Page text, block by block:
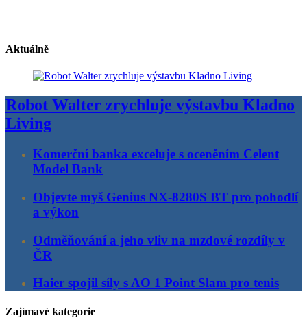
Aktuálně
Robot Walter zrychluje výstavbu Kladno
Living
Komerční banka exceluje s oceněním Celent
Model Bank
Objevte myš Genius NX-8280S BT pro pohodlí
a výkon
Odměňování a jeho vliv na mzdové rozdíly v
ČR
Haier spojil síly s AO 1 Point Slam pro tenis
Zajímavé kategorie